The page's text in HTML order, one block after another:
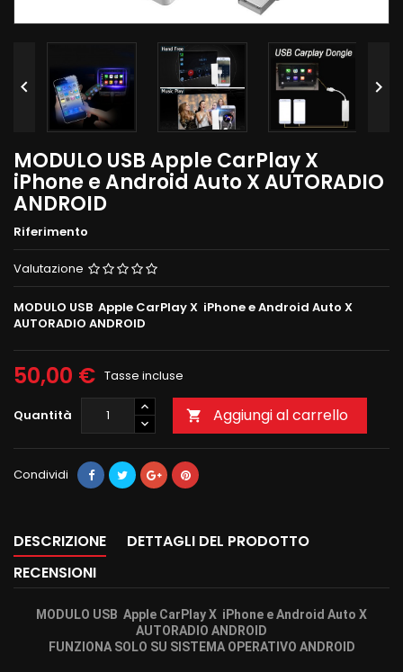
 
MODULO USB Apple CarPlay X
iPhone e Android Auto X AUTORADIO
ANDROID
Riferimento
Valutazione
MODULO USB Apple CarPlay X iPhone e Android Auto X
AUTORADIO ANDROID
50,00 € Tasse incluse
Quantità  Aggiungi al carrello
Condividi
DESCRIZIONE
DETTAGLI DEL PRODOTTO
RECENSIONI
MODULO USB Apple CarPlay X iPhone e Android Auto X
AUTORADIO ANDROID
FUNZIONA SOLO SU SISTEMA OPERATIVO ANDROID